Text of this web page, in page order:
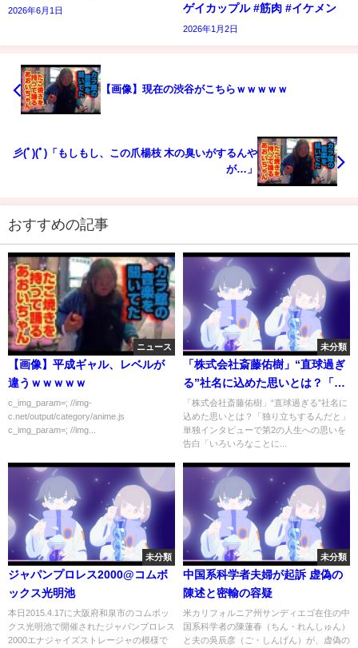
2026年6月1日
ゲイカップル #筋肉 #イケメン
2026年1月2日
【画像】現在の渋谷がこちらｗｗｗｗｗ
彡(ﾟ)(ﾟ)「もしもし、この爪楊枝 木の臭いがするんや
が…」
おすすめの記事
ニュース
【画像】平成ギャル、レベルが
違うｗｗｗｗｗ
c_img_param=; //img-
c.net/output/category/anime.js
c_img_param=; //img...
未分類
「株式会社斎藤佑樹」“直球過ぎ
る”社名に込めた思いとは？「独
り立ちするんだと」
「株式会社斎藤佑樹」“直球過ぎる”社名に
込めた思いとは？「独り立ちするんだと」
単独インタビューで第2の人生への思いを
告白「いろいろなことに...
未分類
ジャパンプロレス2000@コムボ
ックス光明池
本日2015.4.17に大阪府和泉市のコムボッ
クス光明池で開催されたジャパンプロレス
2000エナジャイズストレージャの模様で
未分類
中国系科学者夫婦が起訴 虚偽の
陳述と密輸の容疑
米カリフォルニア州サンディエゴ在住の中
国系科学者の陳蓮春（ちん・れんしゅん）
と夫の吳辰彦（ご・しんげん）が、虚偽の